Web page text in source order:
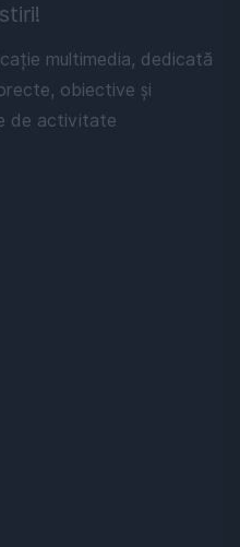
multimedia, dedicată
obiective și
de activitate